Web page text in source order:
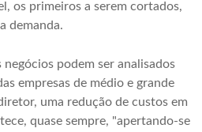
os primeiros a serem cortados,
demanda.
podem ser analisados
empresas de médio e grande
uma redução de custos em
quase sempre, "apertando-se